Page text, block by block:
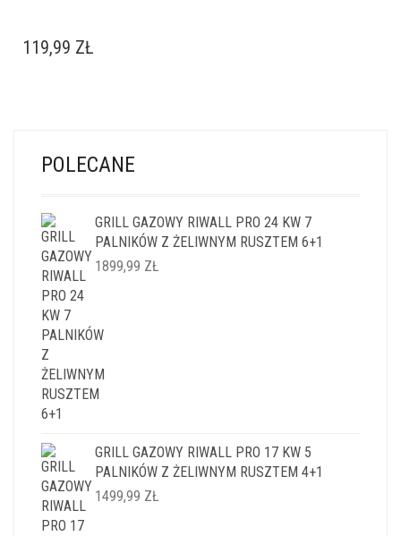
119,99 ZŁ
POLECANE
GRILL GAZOWY RIWALL PRO 24 KW 7
PALNIKÓW Z ŻELIWNYM RUSZTEM 6+1
1899,99 ZŁ
GRILL GAZOWY RIWALL PRO 17 KW 5
PALNIKÓW Z ŻELIWNYM RUSZTEM 4+1
1499,99 ZŁ